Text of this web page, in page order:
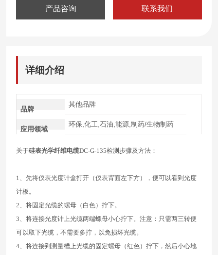
产品咨询 联系我们
详细介绍
品牌
其他品牌
应用领域
环保,化工,石油,能源,制药/生物制药
关于硅表光学纤维电缆DC-G-135检测步骤及方法：
1
、先将仪表光度计盒打开（仪表背面左下方），便可以看到光度
计板。
2 、将固定光缆的螺母（白色）拧下。
3 、将连接光度计上光缆两端螺母小心拧下。注意：只需两三转便
可以取下光缆，不需要多拧，以免损坏光缆。
4 、将连接到测量槽上光缆的固定螺母（红色）拧下，然后小心地